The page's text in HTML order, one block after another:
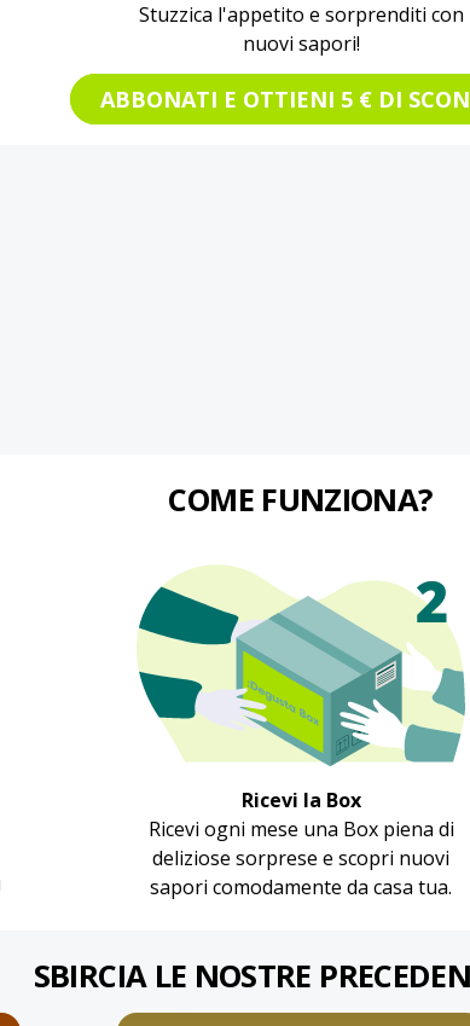
Stuzzica l'appetito e sorprenditi con
nuovi sapori!
ABBONATI E OTTIENI 5 € DI
COME FUNZIONA?
Ricevi la Box
Ricevi ogni mese una Box piena di
deliziose sorprese e scopri nuovi
sapori comodamente da casa tua.
SBIRCIA LE NOSTRE